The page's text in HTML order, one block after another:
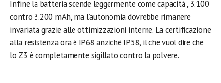
Infine la batteria scende leggermente come capacità , 3.100
contro 3.200 mAh, ma l’autonomia dovrebbe rimanere
invariata grazie alle ottimizzazioni interne. La certificazione
alla resistenza ora è IP68 anziché IP58, il che vuol dire che
lo Z3 è completamente sigillato contro la polvere.